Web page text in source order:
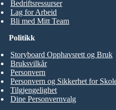
Bedriftsressurser
Lag for Arbeid
Bli med Mitt Team
Politikk
Storyboard Opphavsrett og Bruk
Bruksvilkår
Personvern
Personvern og Sikkerhet for
Tilgjengelighet
Dine Personvernvalg